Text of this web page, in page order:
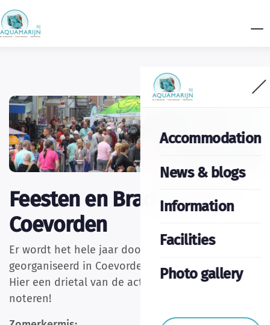
Accommodation
News & blogs
Information
Facilities
Photo gallery
Feesten en Braderieën in
Coevorden
Er wordt het hele jaar door van alles
georganiseerd in Coevorden.
Hier een drietal van de activiteiten om te
noteren!